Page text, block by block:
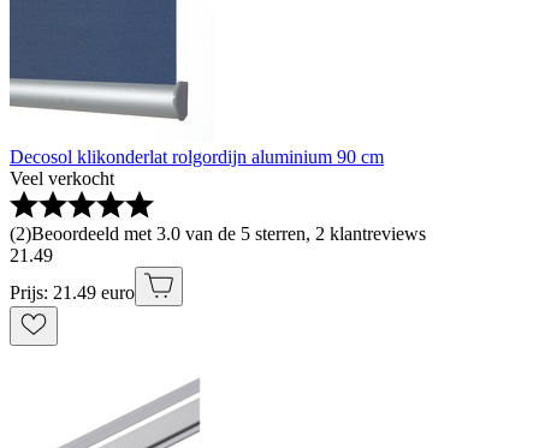
Decosol klikonderlat rolgordijn aluminium 90 cm
Veel verkocht
(2)Beoordeeld met 3.0 van de 5 sterren, 2 klantreviews
21 .49
Prijs: 21.49 euro